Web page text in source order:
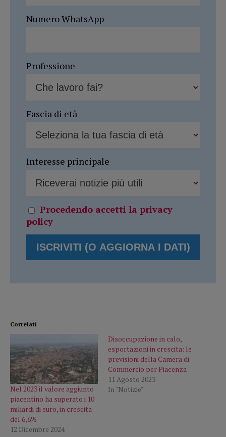
Numero WhatsApp
Professione
Fascia di età
Interesse principale
Procedendo accetti la privacy
policy
Correlati
Nel 2023 il valore aggiunto
piacentino ha superato i 10
miliardi di euro, in crescita
del 6,6%
12 Dicembre 2024
Disoccupazione in calo,
esportazioni in crescita: le
previsioni della Camera di
Commercio per Piacenza
11 Agosto 2023
In "Notizie"